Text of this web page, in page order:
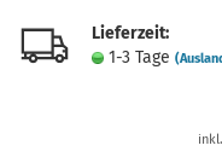
Lieferzeit:
1-3 Tage